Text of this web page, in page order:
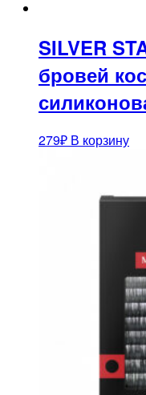
SILVER
бровей
279₽ В корзину